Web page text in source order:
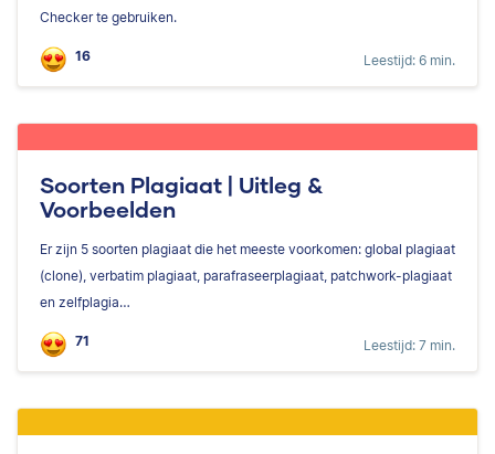
Checker te gebruiken.
16 Leestijd: 6 min.
Soorten Plagiaat | Uitleg &
Voorbeelden
Er zijn 5 soorten plagiaat die het meeste voorkomen: global plagiaat
(clone), verbatim plagiaat, parafraseerplagiaat, patchwork-plagiaat
en zelfplagia…
71 Leestijd: 7 min.